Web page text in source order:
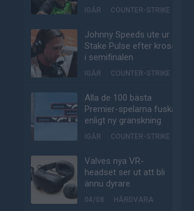
IGÅR COUNTER-STRIKE
Johnny Speeds ute ur
Stake Pulse efter kross
i semifinalen
IGÅR COUNTER-STRIKE
Alla de 100 bästa
Premier-spelarna fuskar
enligt ny granskning
IGÅR COUNTER-STRIKE
Valves nya VR-
headset ser ut att bli
ännu dyrare
04/08 HÅRDVARA